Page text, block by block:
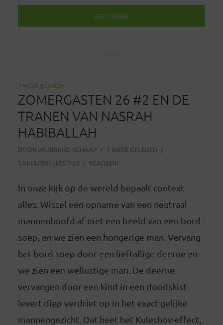
LEES VERDER
1 week geleden
ZOMERGASTEN 26 #2 EN DE
TRANEN VAN NASRAH
HABIBALLAH
DOOR WIJBRAND SCHAAP
1 WEEK GELEDEN
5 MINUTEN LEESTIJD
REAGEER!
In onze kijk op de wereld bepaalt context
alles. Wissel een opname van een neutraal
mannenhoofd af met een beeld van een bord
soep, en we zien een hongerige man. Vervang
het bord soep door een lieftallige deerne en
we zien een wellustige man. De deerne
vervangen door een kind in een doodskist
levert diep verdriet op in het exact gelijke
mannengezicht. Dat heet het Kuleshov-effect,